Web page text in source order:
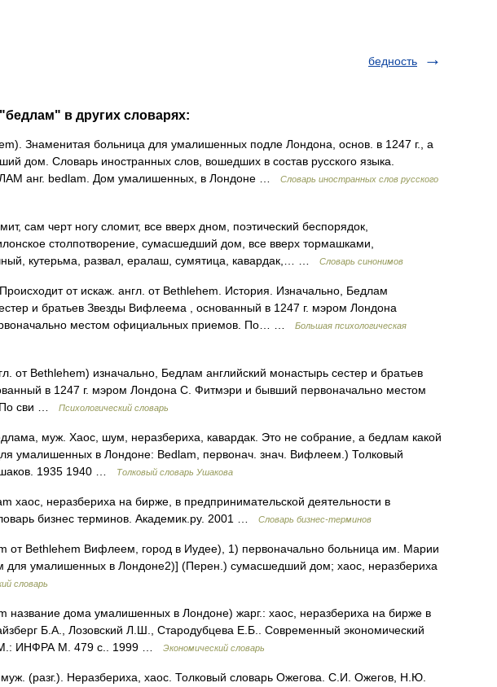
бедность
в других словарях:
Знаменитая больница для умалишенных подле Лондона, основ. в 1247 г., а
дом. Словарь иностранных слов, вошедших в состав русского языка.
анг. bedlam. Дом умалишенных, в Лондоне …
Словарь иностранных слов русского
сам черт ногу сломит, все вверх дном, поэтический беспорядок,
столпотворение, сумасшедший дом, все вверх тормашками,
кутерьма, развал, ералаш, сумятица, кавардак,… …
Словарь синонимов
от искаж. англ. от Bethlehem. История. Изначально, Бедлам
и братьев Звезды Вифлеема , основанный в 1247 г. мэром Лондона
местом официальных приемов. По… …
Большая психологическая
от Bethlehem) изначально, Бедлам английский монастырь сестер и братьев
в 1247 г. мэром Лондона С. Фитмэри и бывший первоначально местом
По сви …
Психологический словарь
муж. Хаос, шум, неразбериха, кавардак. Это не собрание, а бедлам какой
умалишенных в Лондоне: Bedlam, первонач. знач. Вифлеем.) Толковый
1935 1940 …
Толковый словарь Ушакова
хаос, неразбериха на бирже, в предпринимательской деятельности в
бизнес терминов. Академик.ру. 2001 …
Словарь бизнес-терминов
от Bethlehem Вифлеем, город в Иудее), 1) первоначально больница им. Марии
для умалишенных в Лондоне2)] (Перен.) сумасшедший дом; хаос, неразбериха
словарь
название дома умалишенных в Лондоне) жарг.: хаос, неразбериха на бирже в
Б.А., Лозовский Л.Ш., Стародубцева Е.Б.. Современный экономический
М.: ИНФРА М. 479 с.. 1999 …
Экономический словарь
(разг.). Неразбериха, хаос. Толковый словарь Ожегова. С.И. Ожегов, Н.Ю.